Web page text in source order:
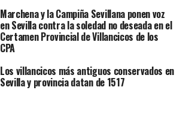
Marchena y la Campiña Sevillana ponen voz
en Sevilla contra la soledad no deseada en el
Certamen Provincial de Villancicos de los
CPA
Los villancicos más antiguos conservados en
Sevilla y provincia datan de 1517